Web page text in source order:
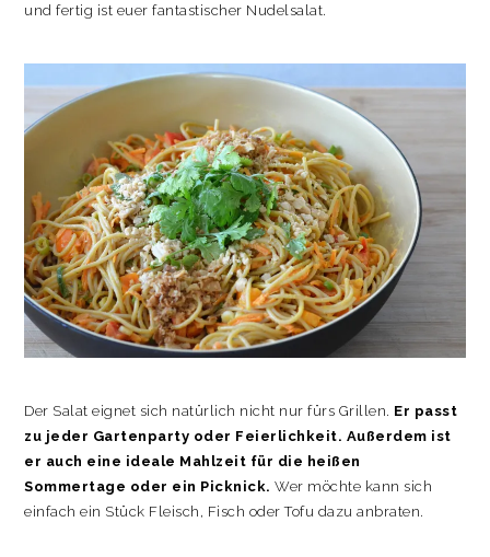
und fertig ist euer fantastischer Nudelsalat.
Der Salat eignet sich natürlich nicht nur fürs Grillen. Er passt
zu jeder Gartenparty oder Feierlichkeit. Außerdem ist
er auch eine ideale Mahlzeit für die heißen
Sommertage oder ein Picknick. Wer möchte kann sich
einfach ein Stück Fleisch, Fisch oder Tofu dazu anbraten.